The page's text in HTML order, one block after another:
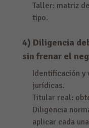
Taller: matriz
tipo.
4) Diligencia
sin frenar el
Identificación y
jurídicas.
Titular real:
Diligencia
aplicar cada